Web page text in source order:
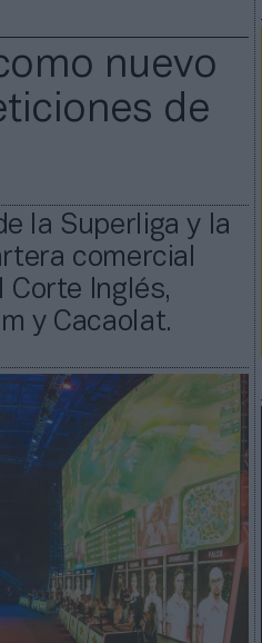
nuevo
de
la Superliga y la
comercial
Corte Inglés,
y Cacaolat.